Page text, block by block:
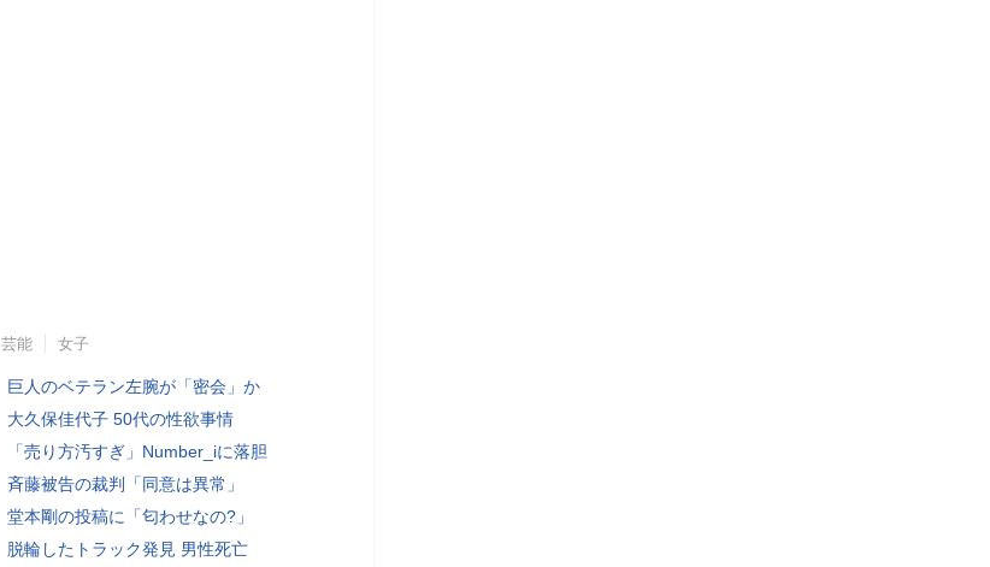
芸能 女子
巨人のベテラン左腕が「密会」か
大久保佳代子 50代の性欲事情
「売り方汚すぎ」Number_iに落胆
斉藤被告の裁判「同意は異常」
堂本剛の投稿に「匂わせなの?」
脱輪したトラック発見 男性死亡